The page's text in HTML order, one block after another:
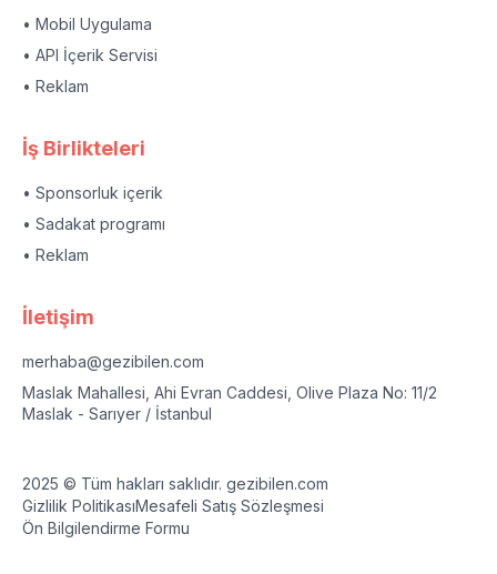
• Mobil Uygulama
• API İçerik Servisi
• Reklam
İş Birlikteleri
• Sponsorluk içerik
• Sadakat programı
• Reklam
İletişim
merhaba@gezibilen.com
Maslak Mahallesi, Ahi Evran Caddesi, Olive Plaza No: 11/2
Maslak - Sarıyer / İstanbul
2025 © Tüm hakları saklıdır. gezibilen.com
Gizlilik PolitikasıMesafeli Satış Sözleşmesi
Ön Bilgilendirme Formu